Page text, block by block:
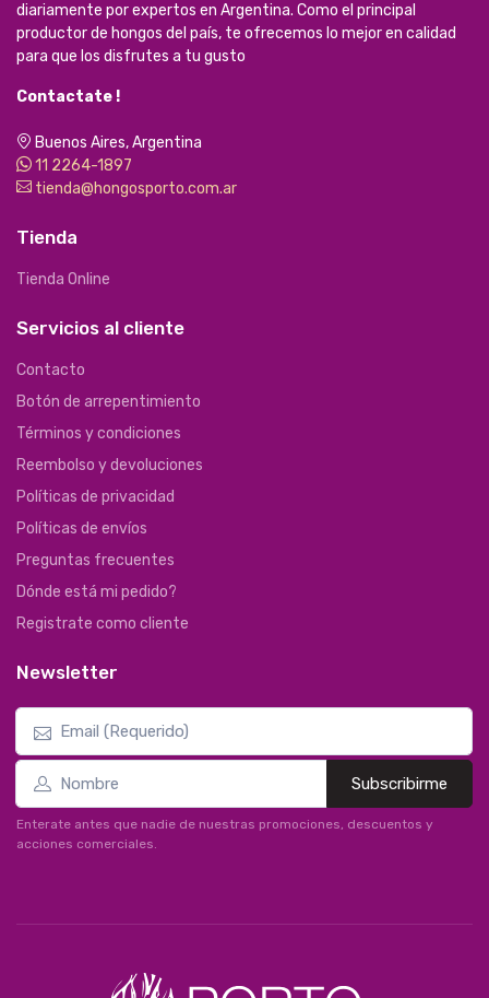
diariamente por expertos en Argentina. Como el principal
productor de hongos del país, te ofrecemos lo mejor en calidad
para que los disfrutes a tu gusto
Contactate !
Buenos Aires, Argentina
11 2264-1897
tienda@hongosporto.com.ar
Tienda
Tienda Online
Servicios al cliente
Contacto
Botón de arrepentimiento
Términos y condiciones
Reembolso y devoluciones
Políticas de privacidad
Políticas de envíos
Preguntas frecuentes
Dónde está mi pedido?
Registrate como cliente
Newsletter
Subscribirme
Enterate antes que nadie de nuestras promociones, descuentos y
acciones comerciales.